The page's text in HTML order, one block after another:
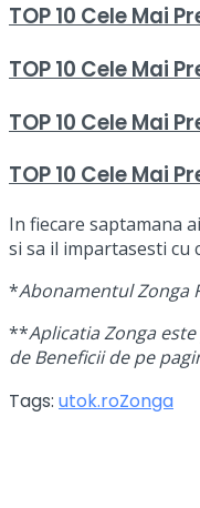
TOP 10 Cele Mai
TOP 10 Cele Mai
TOP 10 Cele Mai
TOP 10 Cele Mai
In fiecare saptamana
si sa il impartasesti cu
*Abonamentul Zonga
**Aplicatia Zonga
de Beneficii de pe
Tags: utok.roZonga